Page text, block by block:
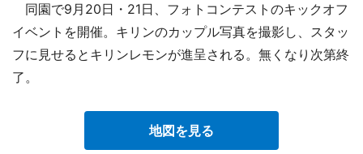
同園で9月20日・21日、フォトコンテストのキックオフ
イベントを開催。キリンのカップル写真を撮影し、スタッ
フに見せるとキリンレモンが進呈される。無くなり次第終
了。
地図を見る